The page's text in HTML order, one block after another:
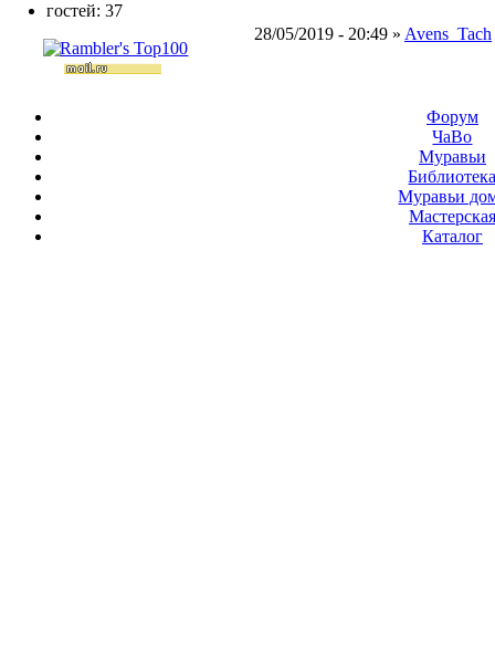
28/05/2019 - 20:49 » Avens_Tach
гостей: 37
Форум
ЧаВо
Муравьи
Муравьи
Мастерская
Каталог